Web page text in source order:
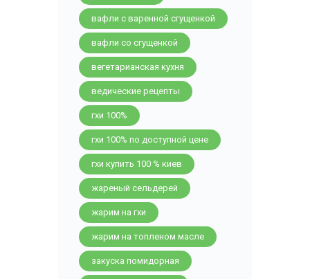
вафли с варенной сгущенкой
вафли со сгущенкой
вегетарианская кухня
ведические рецепты
гхи 100%
гхи 100% по доступной цене
гхи купить 100 % киев
жареный сельдерей
жарим на гхи
жарим на топленом масле
закуска помидорная